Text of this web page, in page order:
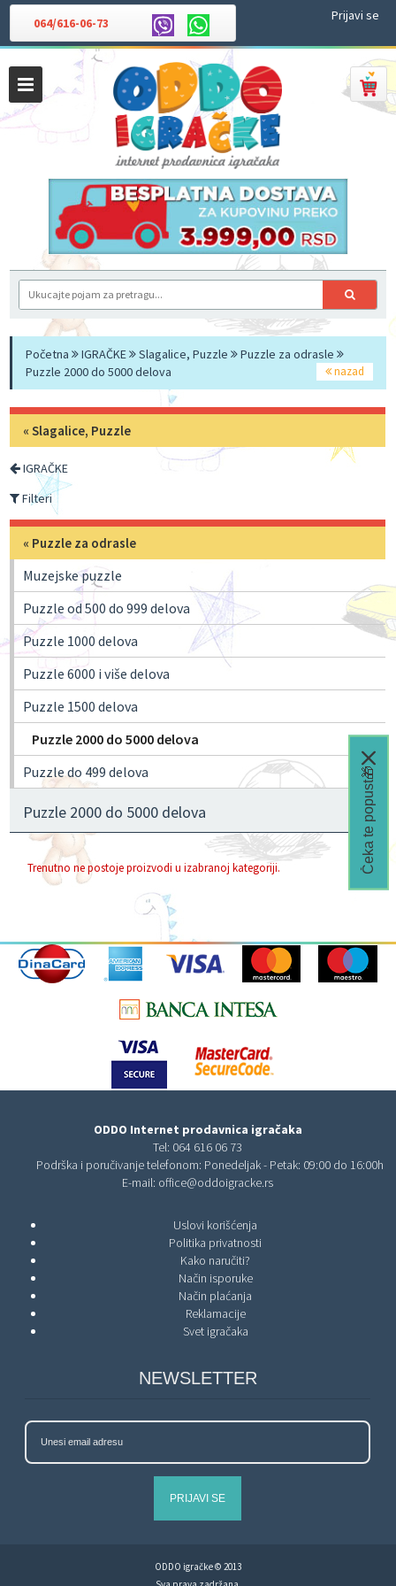
064/616-06-73 Prijavi se
Početna IGRAČKE Slagalice, Puzzle
Puzzle za odrasle
Puzzle 2000 do 5000 delova
nazad
«Slagalice, Puzzle
IGRAČKE
Filteri
« Puzzle za odrasle
Muzejske puzzle
Puzzle od 500 do 999 delova
Puzzle 1000 delova
Puzzle 6000 i više delova
Puzzle 1500 delova
Puzzle 2000 do 5000 delova
Puzzle do 499 delova
Puzzle 2000 do 5000 delova
Trenutno ne postoje proizvodi u izabranoj kategoriji.
ODDO Internet prodavnica igračaka
Tel: 064 616 06 73
Podrška i poručivanje telefonom: Ponedeljak - Petak: 09:00 do 16:00h
E-mail: office@oddoigracke.rs
Uslovi korišćenja
Politika privatnosti
Kako naručiti?
Način isporuke
Način plaćanja
Reklamacije
Svet igračaka
NEWSLETTER
PRIJAVI SE
ODDO igračke © 2013
Čeka te popust🎁